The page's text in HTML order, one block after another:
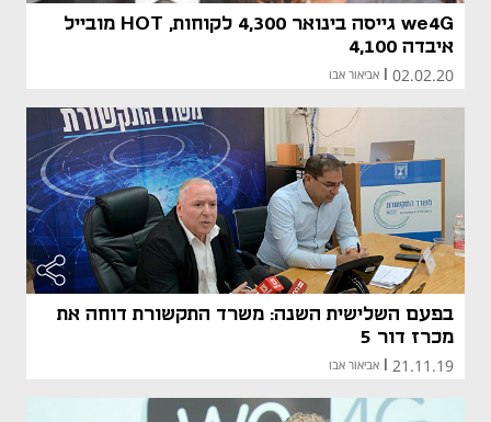
we4G גייסה בינואר 4,300 לקוחות, HOT מובייל
איבדה 4,100
02.02.20
| אביאור אבו
בפעם השלישית השנה: משרד התקשורת דוחה את
מכרז דור 5
21.11.19
| אביאור אבו